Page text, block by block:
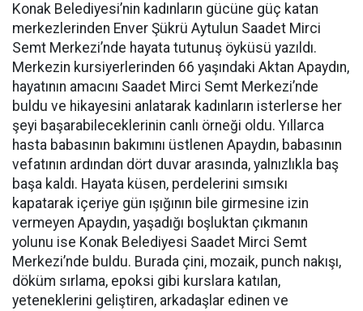
Konak Belediyesi’nin kadınların gücüne güç katan
merkezlerinden Enver Şükrü Aytulun Saadet Mirci
Semt Merkezi’nde hayata tutunuş öyküsü yazıldı.
Merkezin kursiyerlerinden 66 yaşındaki Aktan Apaydın,
hayatının amacını Saadet Mirci Semt Merkezi’nde
buldu ve hikayesini anlatarak kadınların isterlerse her
şeyi başarabileceklerinin canlı örneği oldu. Yıllarca
hasta babasının bakımını üstlenen Apaydın, babasının
vefatının ardından dört duvar arasında, yalnızlıkla baş
başa kaldı. Hayata küsen, perdelerini sımsıkı
kapatarak içeriye gün ışığının bile girmesine izin
vermeyen Apaydın, yaşadığı boşluktan çıkmanın
yolunu ise Konak Belediyesi Saadet Mirci Semt
Merkezi’nde buldu. Burada çini, mozaik, punch nakışı,
döküm sırlama, epoksi gibi kurslara katılan,
yeteneklerini geliştiren, arkadaşlar edinen ve